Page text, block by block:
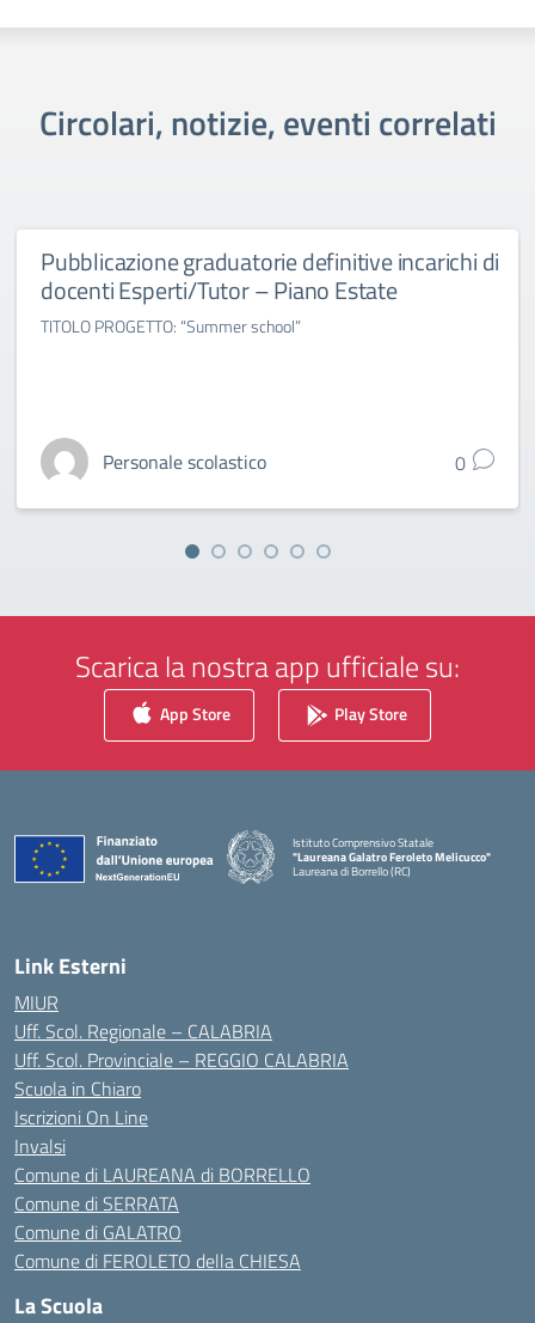
Circolari, notizie, eventi correlati
Pubblicazione graduatorie definitive incarichi di
docenti Esperti/Tutor – Piano Estate
TITOLO PROGETTO: “Summer school”
Personale scolastico 0
Scarica la nostra app ufficiale su:
App Store Play Store
Istituto Comprensivo Statale
"Laureana Galatro Feroleto Melicucco"
Laureana di Borrello (RC)
Link Esterni
MIUR
Uff. Scol. Regionale – CALABRIA
Uff. Scol. Provinciale – REGGIO CALABRIA
Scuola in Chiaro
Iscrizioni On Line
Invalsi
Comune di LAUREANA di BORRELLO
Comune di SERRATA
Comune di GALATRO
Comune di FEROLETO della CHIESA
La Scuola